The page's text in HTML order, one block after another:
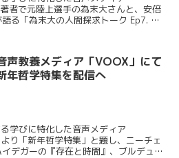
者で元陸上選手の為末大さんと、安倍
る「為末大の人間探求トーク Ep7. 高
声教養メディア「VOOX」にて
年哲学特集を配信へ
学びに特化した音声メディア
り「新年哲学特集」と題し、ニーチェ
デガーの『存在と時間』、ブルデュー